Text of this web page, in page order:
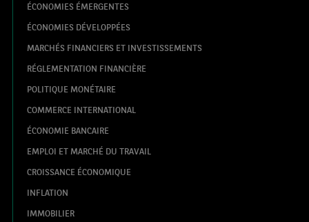
ÉCONOMIES ÉMERGENTES
ÉCONOMIES DÉVELOPPÉES
MARCHÉS FINANCIERS ET INVESTISSEMENTS
RÉGLEMENTATION FINANCIÈRE
POLITIQUE MONÉTAIRE
COMMERCE INTERNATIONAL
ÉCONOMIE BANCAIRE
EMPLOI ET MARCHÉ DU TRAVAIL
CROISSANCE ÉCONOMIQUE
INFLATION
IMMOBILIER